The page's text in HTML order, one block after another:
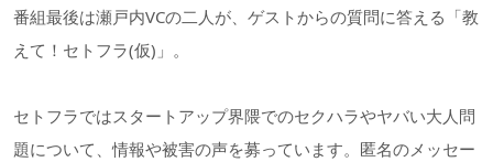
番組最後は瀬戸内VCの二人が、ゲストからの質問に答える「教
えて！セトフラ(仮)」。
セトフラではスタートアップ界隈でのセクハラやヤバい大人問
題について、情報や被害の声を募っています。匿名のメッセー